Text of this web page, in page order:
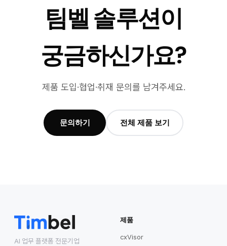
팀벨 솔루션이
궁금하신가요?
제품 도입·협업·취재 문의를 남겨주세요.
문의하기 전체 제품 보기
AI 업무 플랫폼 전문기업
제품
cxVisor